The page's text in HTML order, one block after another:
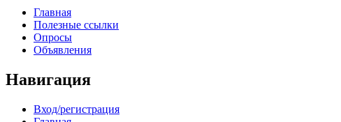
Главная
Полезные ссылки
Опросы
Объявления
Навигация
Вход/регистрация